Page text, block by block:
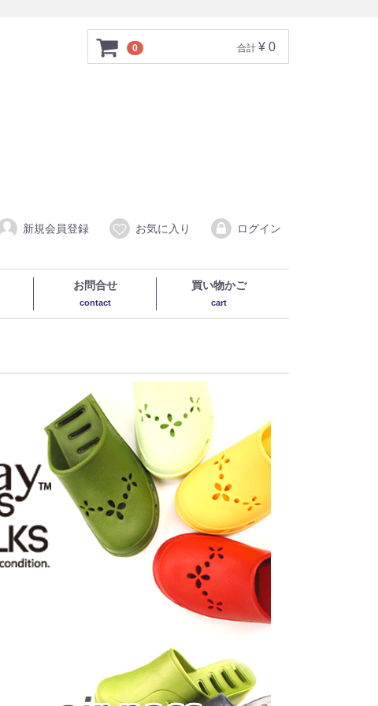
0 合計 ¥ 0
新規会員登録 お気に入り ログイン
お問合せ
contact
買い物かご
cart